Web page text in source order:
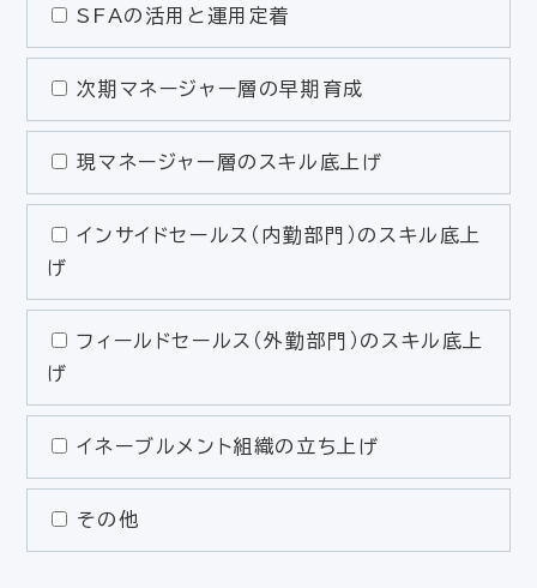
SFAの活用と運用定着
次期マネージャー層の早期育成
現マネージャー層のスキル底上げ
インサイドセールス（内勤部門）のスキル底上
げ
フィールドセールス（外勤部門）のスキル底上
げ
イネーブルメント組織の立ち上げ
その他